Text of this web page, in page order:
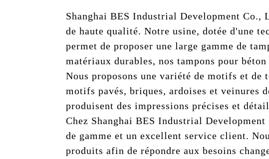
Shanghai BES Industrial Development Co.,
de haute qualité. Notre usine, dotée d'une
permet de proposer une large gamme de
matériaux durables, nos tampons pour
Nous proposons une variété de motifs et de
motifs pavés, briques, ardoises et veinures
produisent des impressions précises et
Chez Shanghai BES Industrial
de gamme et un excellent service client.
produits afin de répondre aux besoins